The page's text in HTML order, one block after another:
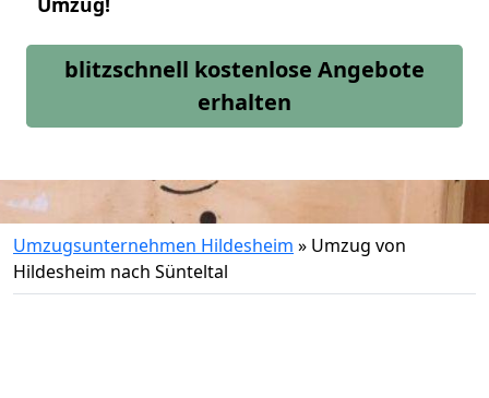
blitzschnell kostenlose Angebote
erhalten
Umzugsunternehmen Hildesheim » Umzug von
Hildesheim nach Sünteltal